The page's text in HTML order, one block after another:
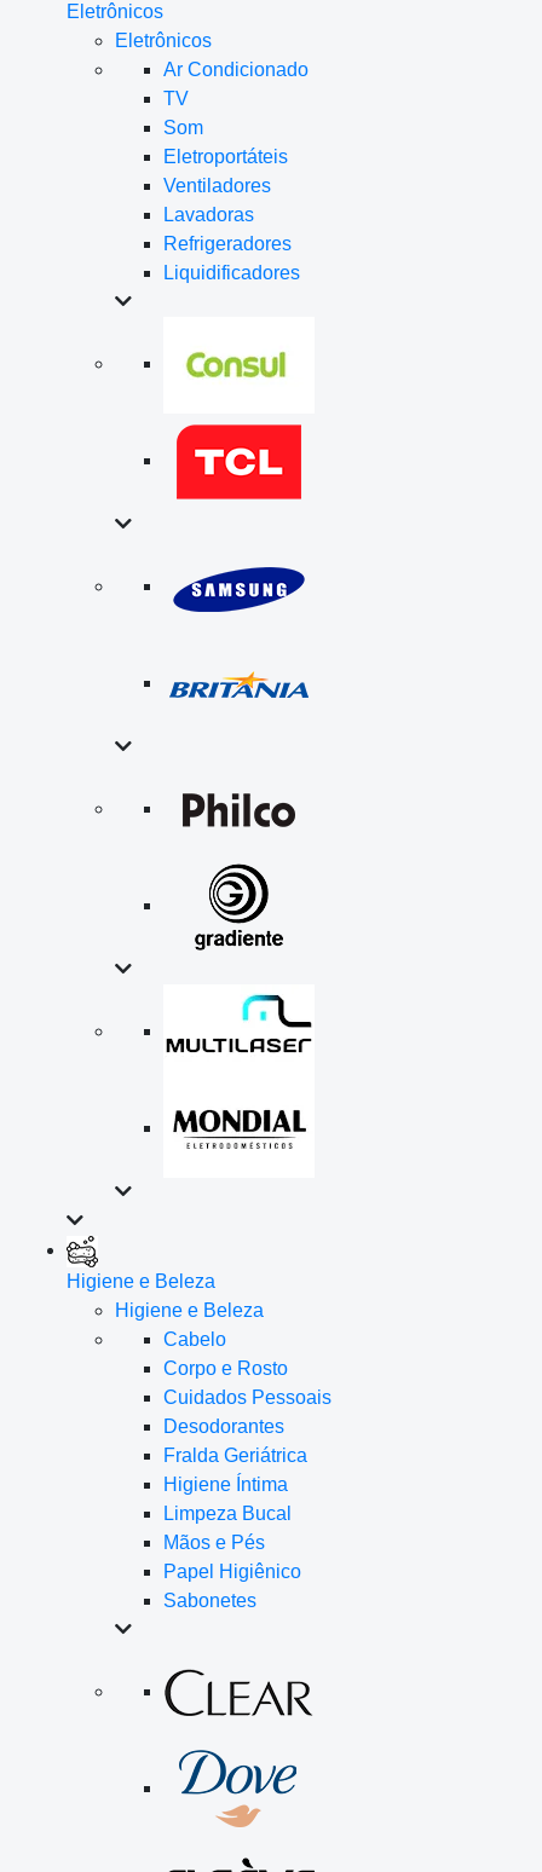
Eletrônicos
Eletrônicos
Ar Condicionado
TV
Som
Eletroportáteis
Ventiladores
Lavadoras
Refrigeradores
Liquidificadores
Higiene e Beleza
Higiene e Beleza
Cabelo
Corpo e Rosto
Cuidados Pessoais
Desodorantes
Fralda Geriátrica
Higiene Íntima
Limpeza Bucal
Mãos e Pés
Papel Higiênico
Sabonetes